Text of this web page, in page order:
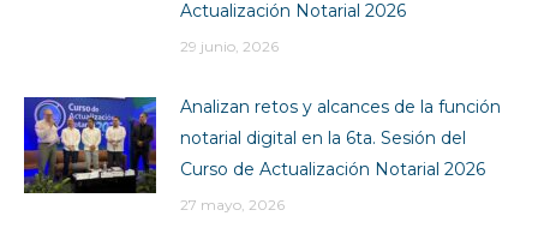
Actualización Notarial 2026
29 junio, 2026
Analizan retos y alcances de la función
notarial digital en la 6ta. Sesión del
Curso de Actualización Notarial 2026
27 mayo, 2026